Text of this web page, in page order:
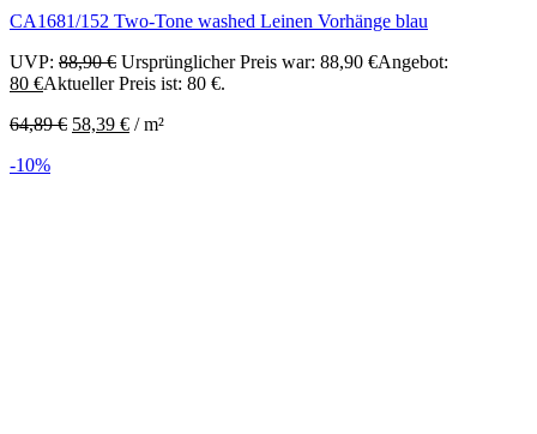
CA1681/152 Two-Tone washed Leinen Vorhänge blau
UVP: 88,90€ Ursprünglicher Preis war: 88,90 €Angebot:
80 €Aktueller Preis ist: 80 €.
64,89€ 58,39 € /m²
-10%